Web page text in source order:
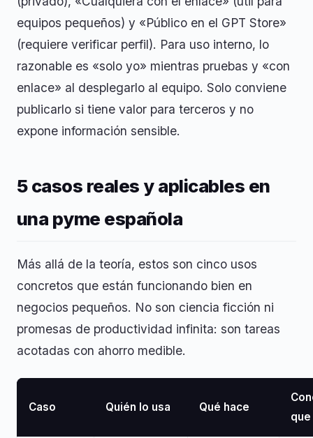
equipos pequeños) y «Público en el GPT Store»
(requiere verificar perfil). Para uso interno, lo
razonable es «solo yo» mientras pruebas y «con
enlace» al desplegarlo al equipo. Solo conviene
publicarlo si tiene valor para terceros y no
expone información sensible.
5 casos reales y aplicables en
una pyme española
Más allá de la teoría, estos son cinco usos
concretos que están funcionando bien en
negocios pequeños. No son ciencia ficción ni
promesas de productividad infinita: son tareas
acotadas con ahorro medible.
Caso Quién lo usa Qué hace